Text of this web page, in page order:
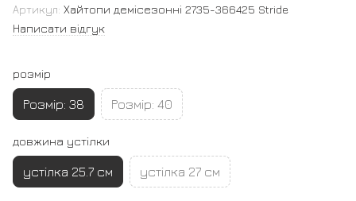
Артикул: Хайтопи демісезонні 2735-366425 Stride
Написати відгук
розмір
Розмір: 38 Розмір: 40
довжина устілки
устілка 25.7 см устілка 27 см